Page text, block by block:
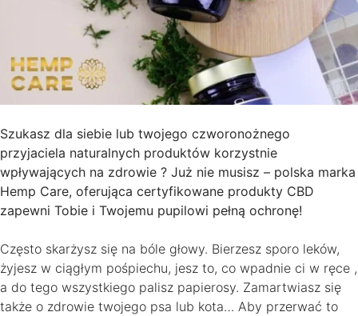
Szukasz dla siebie lub twojego czworonożnego
przyjaciela naturalnych produktów korzystnie
wpływających na zdrowie ? Już nie musisz – polska marka
Hemp Care, oferująca certyfikowane produkty CBD
zapewni Tobie i Twojemu pupilowi pełną ochronę!
Często skarżysz się na bóle głowy. Bierzesz sporo leków,
żyjesz w ciągłym pośpiechu, jesz to, co wpadnie ci w ręce ,
a do tego wszystkiego palisz papierosy. Zamartwiasz się
także o zdrowie twojego psa lub kota… Aby przerwać to